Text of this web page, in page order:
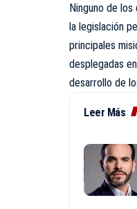
Ninguno de
la legislación
principales
desplegadas
desarrollo de
Leer Más